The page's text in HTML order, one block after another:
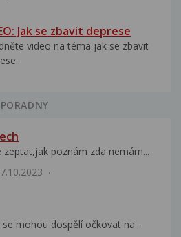
Jak se zbavit deprese
video na téma jak se zbavit
zeptat,jak poznám zda nemám...
7.10.2023
mohou dospělí očkovat na...